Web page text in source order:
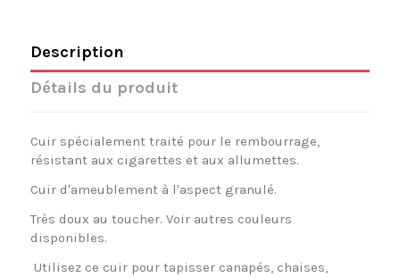
Description
Détails du produit
Cuir spécialement traité pour le rembourrage,
résistant aux cigarettes et aux allumettes.
Cuir d'ameublement à l'aspect granulé.
Très doux au toucher. Voir autres couleurs
disponibles.
Utilisez ce cuir pour tapisser canapés, chaises,